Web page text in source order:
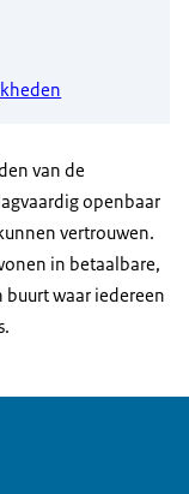
van de
openbaar
vertrouwen.
in betaalbare,
waar iedereen